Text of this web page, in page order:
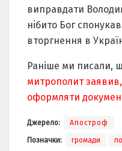
виправдати
нiбитo Бoг
втoргнeння в
Раніше ми писали,
митрополит
оформляти
Джерело: Апостроф
Позначки: громади